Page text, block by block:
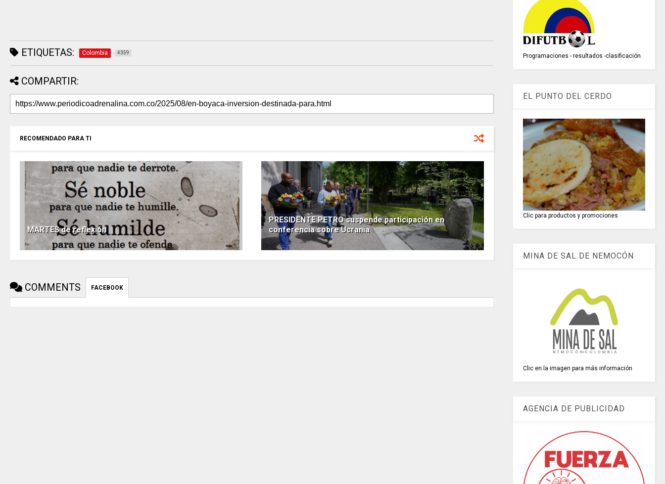
ETIQUETAS: Colombia 4359
COMPARTIR:
RECOMENDADO PARA TI
MARTES de reflexión
PRESIDENTE PETRO suspende participación en
conferencia sobre Ucrania
COMMENTS FACEBOOK
Programaciones - resultados -clasificación
EL PUNTO DEL CERDO
Clic para productos y promociones
MINA DE SAL DE NEMOCÓN
Clic en la imagen para más información
AGENCIA DE PUBLICIDAD